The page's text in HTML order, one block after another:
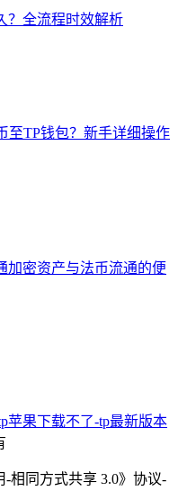
？全流程时效解析
至TP钱包？新手详细操作
加密资产与法币流通的便
苹果下载不了-tp最新版本
相同方式共享 3.0》协议-